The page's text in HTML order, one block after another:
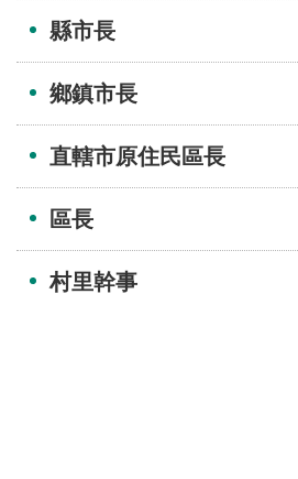
縣市長
鄉鎮市長
直轄市原住民區長
區長
村里幹事